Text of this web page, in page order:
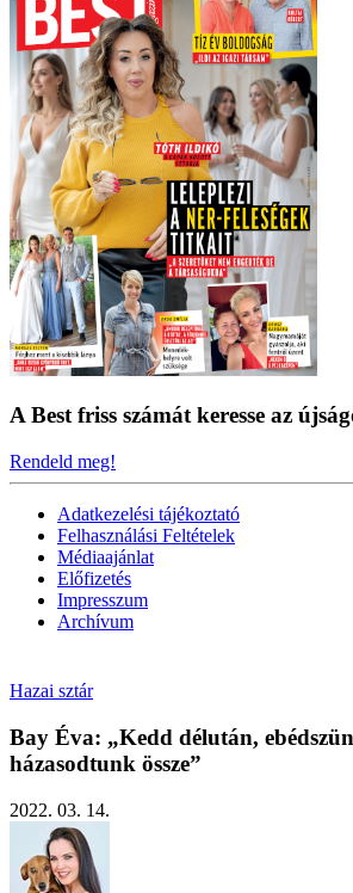
A Best friss számát keresse az
Rendeld meg!
Adatkezelési tájékoztató
Felhasználási Feltételek
Médiaajánlat
Előfizetés
Impresszum
Archívum
Hazai sztár
Bay Éva: „Kedd délután,
házasodtunk össze”
2022. 03. 14.